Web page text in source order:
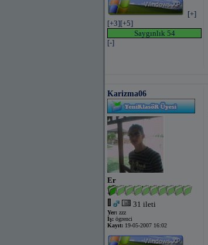
[+]
[+3][+5]
Saygınlık 54
[-]
Karizma06
Er
31 ileti
Yer: zzz
İş: ögrenci
Kayıt: 19-05-2007 16:02